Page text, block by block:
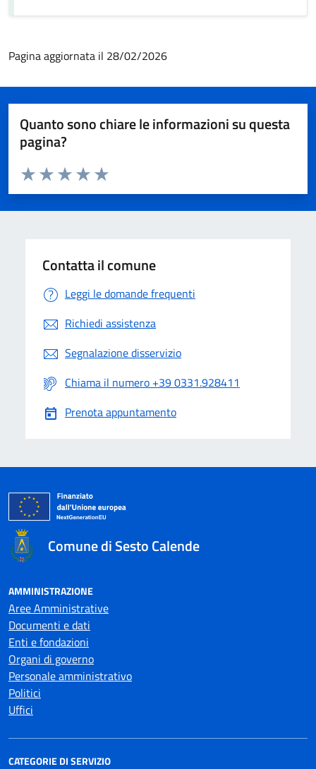
Pagina aggiornata il 28/02/2026
Quanto sono chiare le informazioni su questa
pagina?
Valuta da 1 a 5 stelle la pagina
Valuta 5 stelle su 5
Valuta 4 stelle su 5
Valuta 3 stelle su 5
Valuta 2 stelle su 5
Valuta 1 stelle su 5
Contatta il comune
Leggi le domande frequenti
Richiedi assistenza
Segnalazione disservizio
Chiama il numero +39 0331.928411
Prenota appuntamento
Comune di Sesto Calende
AMMINISTRAZIONE
Aree Amministrative
Documenti e dati
Enti e fondazioni
Organi di governo
Personale amministrativo
Politici
Uffici
CATEGORIE DI SERVIZIO